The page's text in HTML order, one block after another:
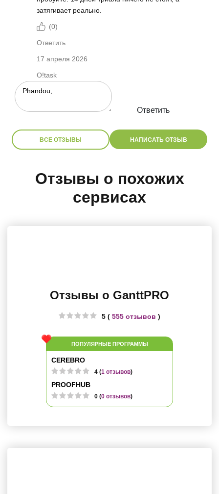
затягивает реально.
(0)
Ответить
17 апреля 2026
O!task
Ответить
ВСЕ ОТЗЫВЫ НАПИСАТЬ ОТЗЫВ
Отзывы о похожих
сервисах
Отзывы о GanttPRO
5 ( 555 отзывов )
ПОПУЛЯРНЫЕ ПРОГРАММЫ
CEREBRO
4 (1 отзывов)
PROOFHUB
0 (0 отзывов)